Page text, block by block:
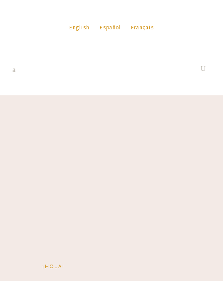
English Español Français
¡HOLA!